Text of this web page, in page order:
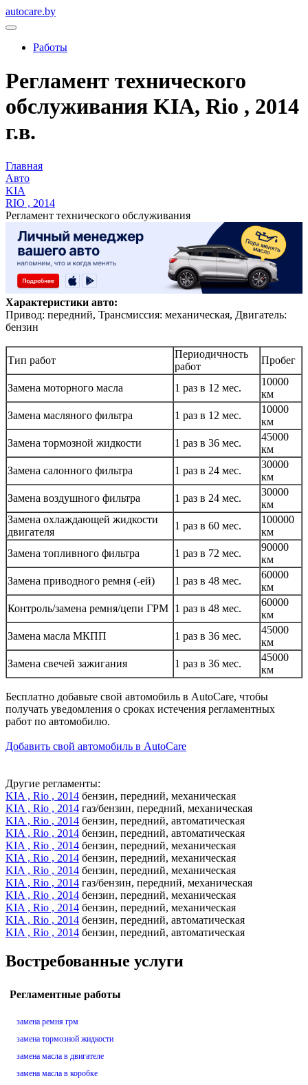
autocare.by
Работы
Регламент технического
обслуживания KIA, Rio , 2014
г.в.
Главная
Авто
KIA
RIO , 2014
Регламент технического обслуживания
Характеристики авто:
Привод: передний, Трансмиссия: механическая, Двигатель:
бензин
Тип работ
Периодичность
работ
Пробег
Замена моторного масла 1 раз в 12 мес.
10000
км
Замена масляного фильтра
1 раз в 12 мес.
10000
км
Замена тормозной жидкости
1 раз в 36 мес.
45000
км
Замена салонного фильтра
1 раз в 24 мес.
30000
км
Замена воздушного фильтра
1 раз в 24 мес.
30000
км
Замена охлаждающей жидкости
двигателя
1 раз в 60 мес.
100000
км
Замена топливного фильтра
1 раз в 72 мес.
90000
км
Замена приводного ремня (-ей)
1 раз в 48 мес.
60000
км
Контроль/замена ремня/цепи ГРМ 1 раз в 48 мес.
60000
км
Замена масла МКПП
1 раз в 36 мес.
45000
км
Замена свечей зажигания
1 раз в 36 мес.
45000
км
Бесплатно добавьте свой автомобиль в AutoCare, чтобы
получать уведомления о сроках истечения регламентных
работ по автомобилю.
Добавить свой автомобиль в AutoCare
Другие регламенты:
KIA , Rio , 2014 бензин, передний, механическая
KIA , Rio , 2014 газ/бензин, передний, механическая
KIA , Rio , 2014 бензин, передний, автоматическая
KIA , Rio , 2014 бензин, передний, автоматическая
KIA , Rio , 2014 бензин, передний, механическая
KIA , Rio , 2014 бензин, передний, механическая
KIA , Rio , 2014 бензин, передний, механическая
KIA , Rio , 2014 газ/бензин, передний, механическая
KIA , Rio , 2014 бензин, передний, механическая
KIA , Rio , 2014 бензин, передний, механическая
KIA , Rio , 2014 бензин, передний, автоматическая
KIA , Rio , 2014 бензин, передний, автоматическая
Востребованные услуги
Регламентные работы
замена ремня грм
замена тормозной жидкости
замена масла в двигателе
замена масла в коробке